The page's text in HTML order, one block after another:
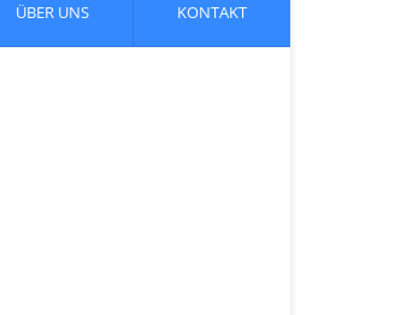
ÜBER UNS KONTAKT